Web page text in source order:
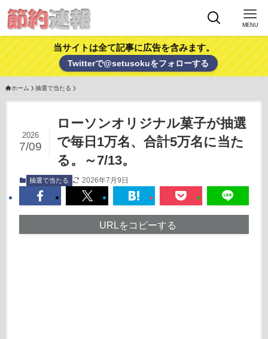
MENU
当サイトは全て記事に広告を含みます。
Twitterで@setusokuをフォローする
ホーム 抽選で当たる
ローソンオリジナル菓子が抽選
で毎日1万名、合計5万名に当た
る。～7/13。
2026
7/09
抽選で当たる 2026年7月9日
URLをコピーする